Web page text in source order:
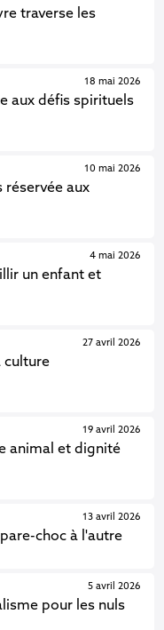
traverse les
aux défis spirituels
18 mai 2026
réservée aux
10 mai 2026
un enfant et
4 mai 2026
culture
27 avril 2026
animal et dignité
19 avril 2026
choc à l'autre
13 avril 2026
pour les nuls
5 avril 2026